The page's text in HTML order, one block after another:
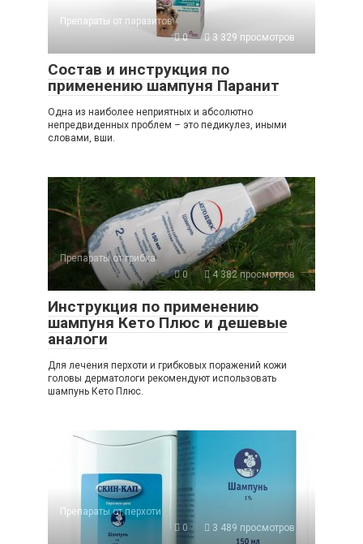
Препараты от паразитов
0
3 329 просмотров
Состав и инструкция по
применению шампуня Паранит
Одна из наиболее неприятных и абсолютно
непредвиденных проблем – это педикулез, иными
словами, вши.
Препараты от грибка
0
4 382 просмотров
Инструкция по применению
шампуня Кето Плюс и дешевые
аналоги
Для лечения перхоти и грибковых поражений кожи
головы дерматологи рекомендуют использовать
шампунь Кето Плюс.
Препараты от перхоти
0
3 489 просмотров